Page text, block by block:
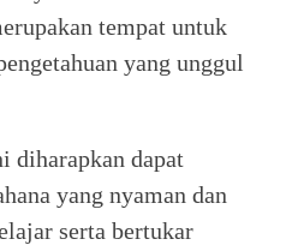
tempat untuk
yang unggul
diharapkan dapat
yang nyaman dan
serta bertukar